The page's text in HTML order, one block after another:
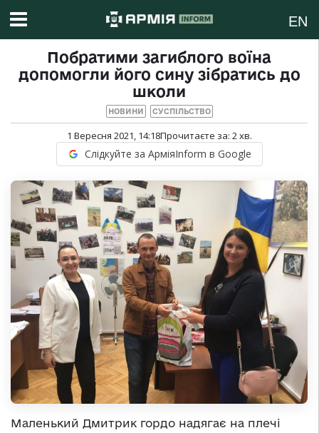
EN
Побратими загиблого воїна
допомогли його сину зібратись до
школи
НОВИНИ СУСПІЛЬСТВО
1 Вересня 2021, 14:18Прочитаєте за: 2хв.
Слідкуйте за АрміяInform в Google
Маленький Дмитрик гордо надягає на плечі